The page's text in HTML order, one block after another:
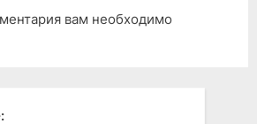
вам необходимо